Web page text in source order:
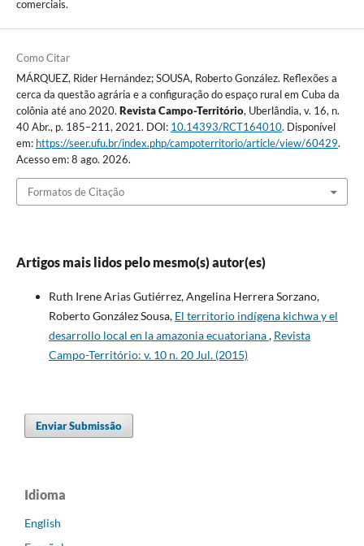
comerciais.
Como Citar
MÁRQUEZ, Rider Hernández; SOUSA, Roberto González. Reflexões a
cerca da questão agrária e a configuração do espaço rural em Cuba da
colônia até ano 2020. Revista Campo-Território, Uberlândia, v. 16, n.
40 Abr., p. 185–211, 2021. DOI: 10.14393/RCT164010. Disponível
em: https://seer.ufu.br/index.php/campoterritorio/article/view/60429.
Acesso em: 8 ago. 2026.
Formatos de Citação
Artigos mais lidos pelo mesmo(s) autor(es)
Ruth Irene Arias Gutiérrez, Angelina Herrera Sorzano,
Roberto González Sousa, El territorio indígena kichwa y el
desarrollo local en la amazonia ecuatoriana, Revista
Campo-Território: v. 10 n. 20 Jul. (2015)
Enviar Submissão
Idioma
English